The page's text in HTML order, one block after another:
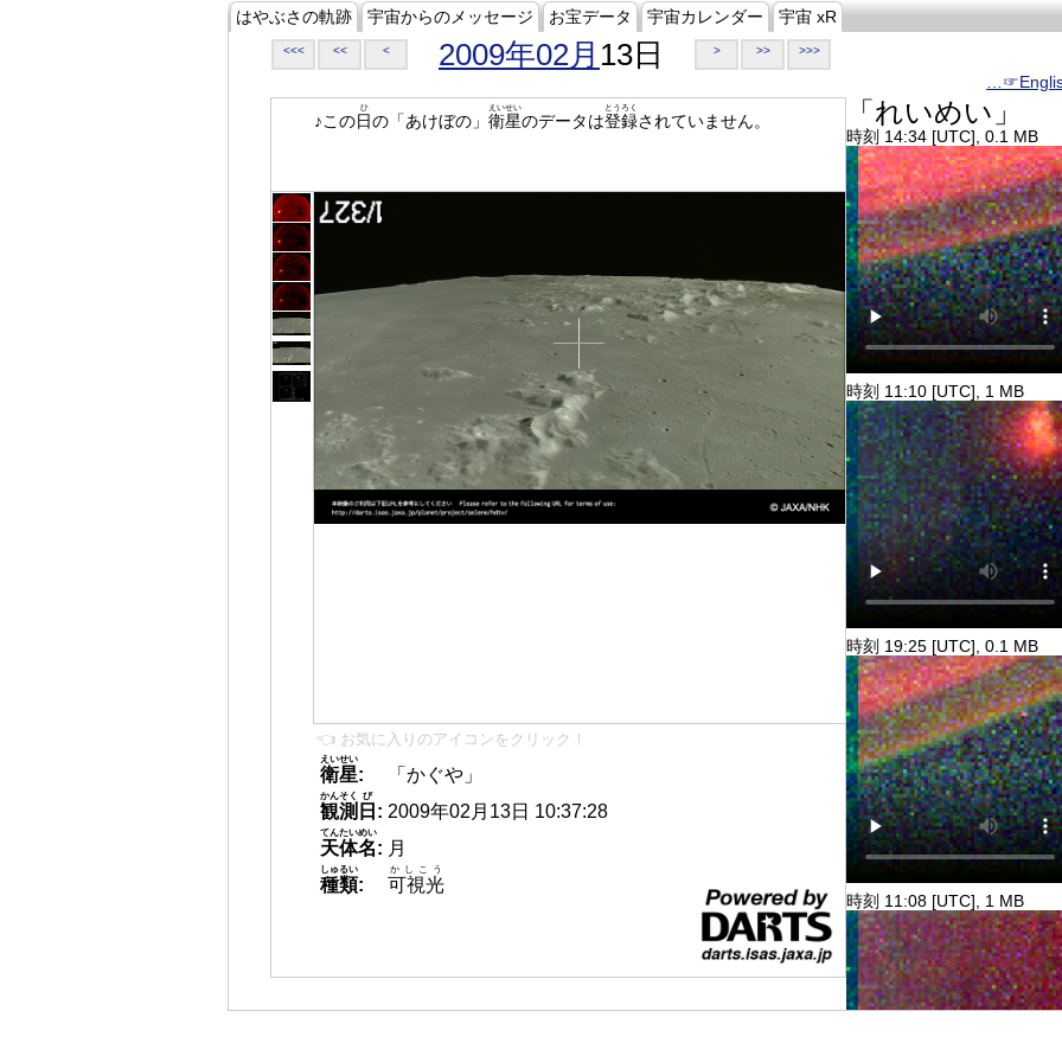
はやぶさの軌跡 宇宙からのメッセージ お宝データ 宇宙カレンダー 宇宙 xR
<<< << < 2009年02月 13日 > >> >>>
♪この日
ひ
の「あけぼの」 衛星
えいせい
のデータは登録
とうろく
されていません。
👈 お気に入りのアイコンをクリック！
衛星
えいせい
:
「かぐや」
観測
かんそく
日
び
: 2009年02月13日 10:37:28
天体名
てんたいめい
: 月
種類
しゅるい
: 可視光
かしこう
「れいめい」
時刻 14:34 [UTC], 0.1 MB
時刻 11:10 [UTC], 1 MB
時刻 19:25 [UTC], 0.1 MB
時刻 11:08 [UTC], 1 MB